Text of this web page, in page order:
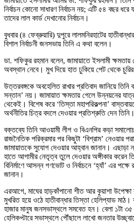
নির্বাচন কোনো সাধারণ নির্বাচন নয়; এটি ৫৪ বছর ধরে
তাদের লাল কার্ড দেখানোর নির্বাচন।
বুধবার (৪ ফেব্রুয়ারি) দুপুরে লালমনিরহাটের
বিশাল নির্বাচনী জনসভায় তিনি এ কথা বলেন।
ডা. শফিকুর রহমান বলেন, জামায়াতে ইসলামী ক্ষমতায়
অবস্থান নেবে। মুখ দিয়ে হাত ঢুকিয়ে পেট থেকে
উত্তরবঙ্গকে অবহেলিত রাখার প্রতিবাদ জানিয়ে
সন্তান’ নয়। জামায়াত ক্ষমতায় গেলে উন্নয়নের
থেকেই। বিশেষ করে ‘তিস্তা মহাপরিকল্পনা’
অর্থনীতির চিত্র বদলে দেওয়ার প্রতিশ্রুতি দেন তিনি।
বক্তব্যে তিনি আওয়ামী লীগ ও বিএনপির কড়া
রাজনৈতিক পরিক্রমার পর কিছুটা ‘বিশ্রাম’ নেওয়ার
জামায়াতকে সুযোগ দেওয়ার আহ্বান জানান। এছাড়া
হাতে আগামীর নেতৃত্ব তুলে দেওয়ার অঙ্গীকার করেন
বিনির্মাণে আসন্ন গণভোট ও নির্বাচনে ‘হ্যাঁ’ এর
জানান।
এরআগে, মাঘের হাড়কাঁপানো শীত আর কুয়াশা উপেক্ষা
মুখরিত হয়ে ওঠে হাতীবান্ধার তিস্তা হেলিপ্যাড
হাজার মানুষ জনসভাস্থলে সমবেত হন। বেলা ১টা ৩৫
হেলিকপ্টারে সভাস্থলে পৌঁছালে লাখো জনতার